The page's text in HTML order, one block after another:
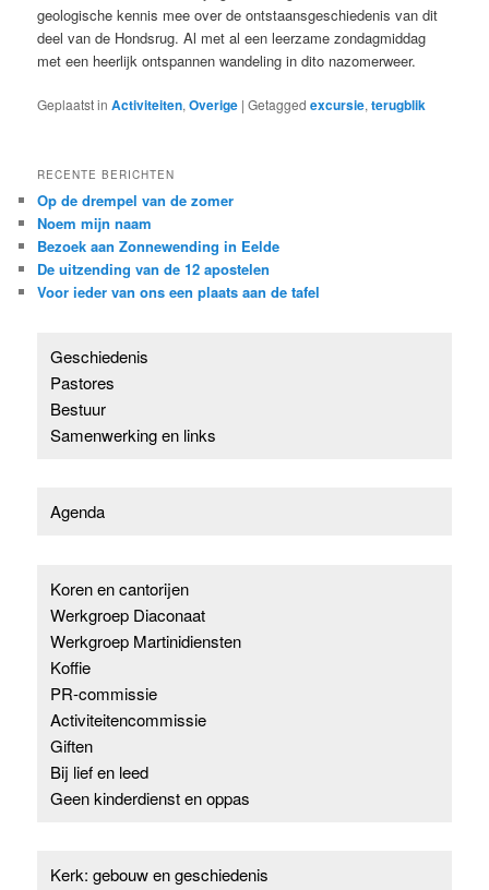
geologische kennis mee over de ontstaansgeschiedenis van dit
deel van de Hondsrug. Al met al een leerzame zondagmiddag
met een heerlijk ontspannen wandeling in dito nazomerweer.
Geplaatst in Activiteiten,Overige |Getagged excursie,terugblik
RECENTE BERICHTEN
Op de drempel van de zomer
Noem mijn naam
Bezoek aan Zonnewending in Eelde
De uitzending van de 12 apostelen
Voor ieder van ons een plaats aan de tafel
Geschiedenis
Pastores
Bestuur
Samenwerking en links
Agenda
Koren en cantorijen
Werkgroep Diaconaat
Werkgroep Martinidiensten
Koffie
PR-commissie
Activiteitencommissie
Giften
Bij lief en leed
Geen kinderdienst en oppas
Kerk: gebouw en geschiedenis